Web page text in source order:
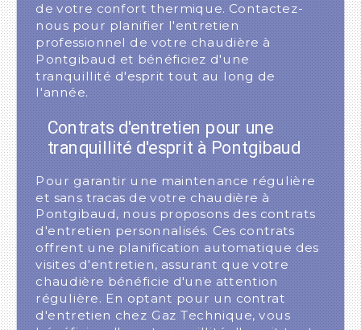
de votre confort thermique. Contactez-
nous pour planifier l'entretien
professionnel de votre chaudière à
Pontgibaud et bénéficiez d'une
tranquillité d'esprit tout au long de
l'année.
Contrats d'entretien pour une
tranquillité d'esprit à Pontgibaud
Pour garantir une maintenance régulière
et sans tracas de votre chaudière à
Pontgibaud, nous proposons des contrats
d'entretien personnalisés. Ces contrats
offrent une planification automatique des
visites d'entretien, assurant que votre
chaudière bénéficie d'une attention
régulière. En optant pour un contrat
d'entretien chez Gaz Technique, vous